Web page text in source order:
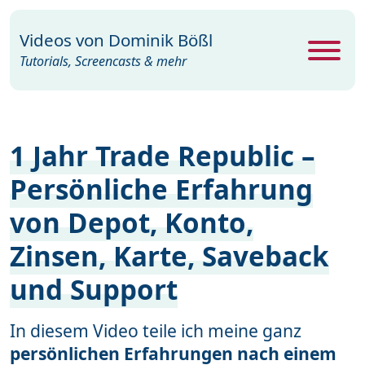
1 Jahr Trade Republic –
Persönliche Erfahrung
von Depot, Konto,
Zinsen, Karte, Saveback
und Support
In diesem Video teile ich meine ganz
persönlichen Erfahrungen nach einem
Videos von Dominik Bößl
Tutorials, Screencasts & mehr
Excel
Photoshop 104
PowerPoint
Premiere 29
Programme
Windows 19